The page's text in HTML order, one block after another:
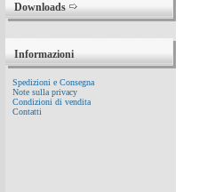
Downloads
Informazioni
Spedizioni e Consegna
Note sulla privacy
Condizioni di vendita
Contatti